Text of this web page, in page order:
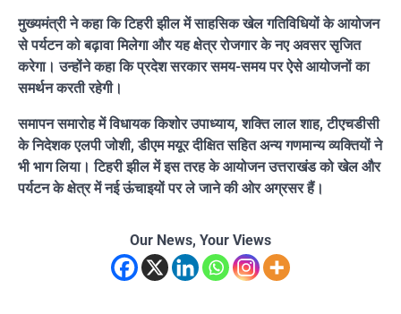
मुख्यमंत्री ने कहा कि टिहरी झील में साहसिक खेल गतिविधियों के आयोजन
से पर्यटन को बढ़ावा मिलेगा और यह क्षेत्र रोजगार के नए अवसर सृजित
करेगा। उन्होंने कहा कि प्रदेश सरकार समय-समय पर ऐसे आयोजनों का
समर्थन करती रहेगी।
समापन समारोह में विधायक किशोर उपाध्याय, शक्ति लाल शाह, टीएचडीसी
के निदेशक एलपी जोशी, डीएम मयूर दीक्षित सहित अन्य गणमान्य व्यक्तियों ने
भी भाग लिया। टिहरी झील में इस तरह के आयोजन उत्तराखंड को खेल और
पर्यटन के क्षेत्र में नई ऊंचाइयों पर ले जाने की ओर अग्रसर हैं।
Our News, Your Views